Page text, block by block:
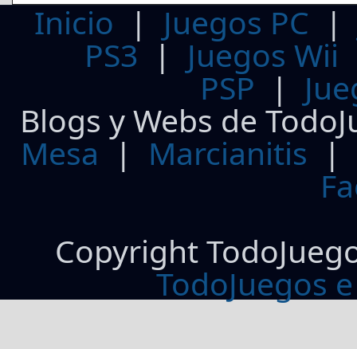
Inicio | Juegos PC
PS3| Juegos Wii
PSP |
Blogs y Webs de
Mesa | Marcianitis |
Copyright
TodoJuegos